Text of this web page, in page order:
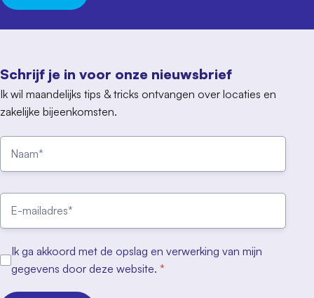
Schrijf je in voor onze nieuwsbrief
Ik wil maandelijks tips & tricks ontvangen over locaties en
zakelijke bijeenkomsten.
Ik ga akkoord met de opslag en verwerking van mijn
gegevens door deze website. *